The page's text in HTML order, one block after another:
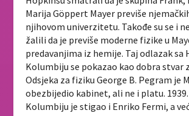
Marija Göppert Mayer previše
njihovom univerzitetu. Takođe su se i
žalili da je previše moderne fizike u
predavanjima iz hemije. Taj odlazak sa
Kolumbiju se pokazao kao dobra stvar
Odsjeka za fiziku George B. Pegram je
obezbijedio kabinet, ali ne i platu.
Kolumbiju je stigao i Enriko Fermi, a